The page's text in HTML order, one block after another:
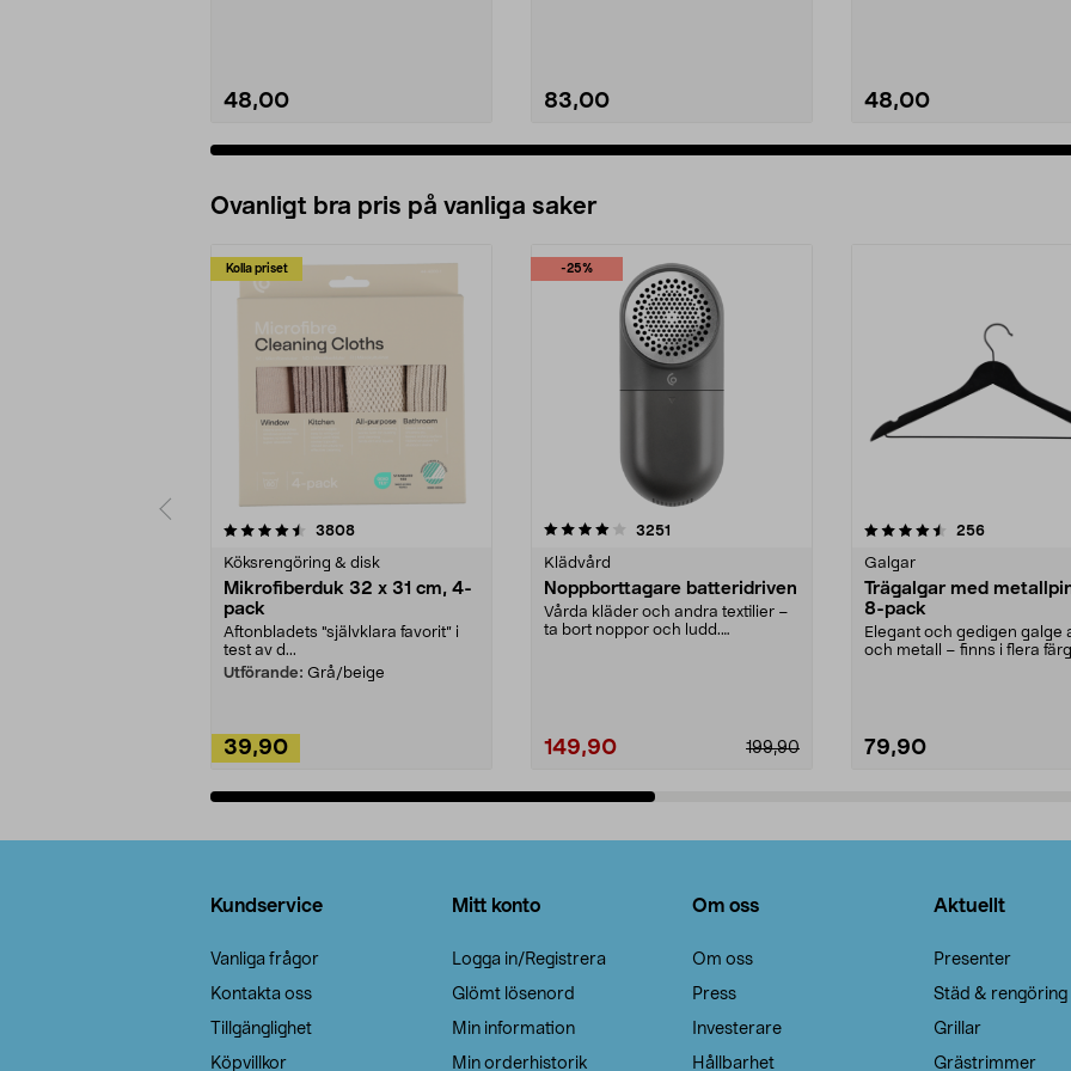
48,00 83,00 48,00
Ovanligt bra pris på vanliga saker
Kolla priset
3808recensioner
Köksrengöring & disk
Mikrofiberduk 32 x 31 cm, 4-
pack
Aftonbladets "självklara favorit” i
test av d...
Utförande: Grå/beige
39,90
-25%
4.0av 5 stjärnor 3251
Klädvård
Noppborttagare batteridriven
Vårda kläder och andra textilier –
ta bort noppor och ludd.
199,90
149,90
4.5av 5 stjärnor 256recensioner
Galgar
Trägalgar med
8-pack
Elegant och gedigen galge
och metall – finns i flera
79,90
4.0av 5 stjärnor
Kundservice
Vanliga frågor
Kontakta oss
Tillgänglighet
Köpvillkor
Mitt konto
Logga in/Registrera
Glömt lösenord
Min information
Min orderhistorik
Om oss
Om oss
Press
Investerare
Hållbarhet
Aktuellt
Presenter
Städ & rengöring
Grillar
Grästrimmer